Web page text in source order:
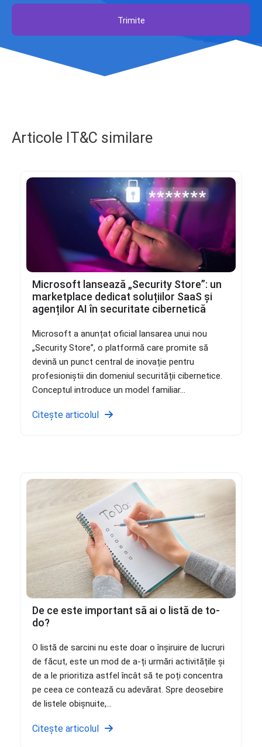
Trimite
Articole IT&C similare
Microsoft lansează „Security Store”: un
marketplace dedicat soluțiilor SaaS și
agenților AI în securitate cibernetică
Microsoft a anunțat oficial lansarea unui nou
„Security Store”, o platformă care promite să
devină un punct central de inovație pentru
profesioniștii din domeniul securității cibernetice.
Conceptul introduce un model familiar...
Citește articolul
De ce este important să ai o listă de to-
do?
O listă de sarcini nu este doar o înșiruire de lucruri
de făcut, este un mod de a-ți urmări activitățile și
de a le prioritiza astfel încât să te poți concentra
pe ceea ce contează cu adevărat. Spre deosebire
de listele obișnuite,...
Citește articolul